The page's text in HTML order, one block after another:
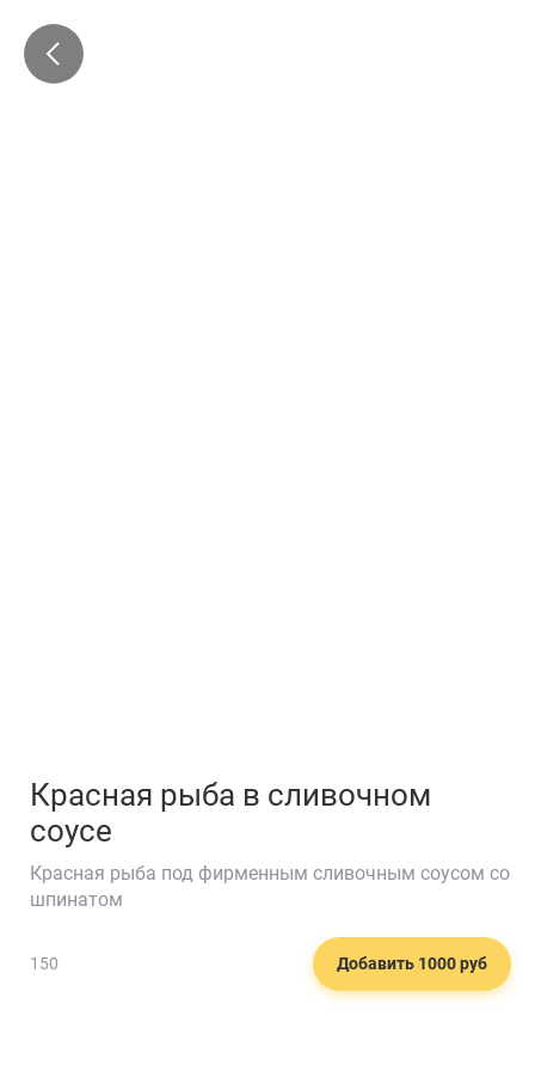
🥐
Красная рыба в сливочном
соусе
Красная рыба под фирменным сливочным соусом со
шпинатом
150 Добавить 1000 руб